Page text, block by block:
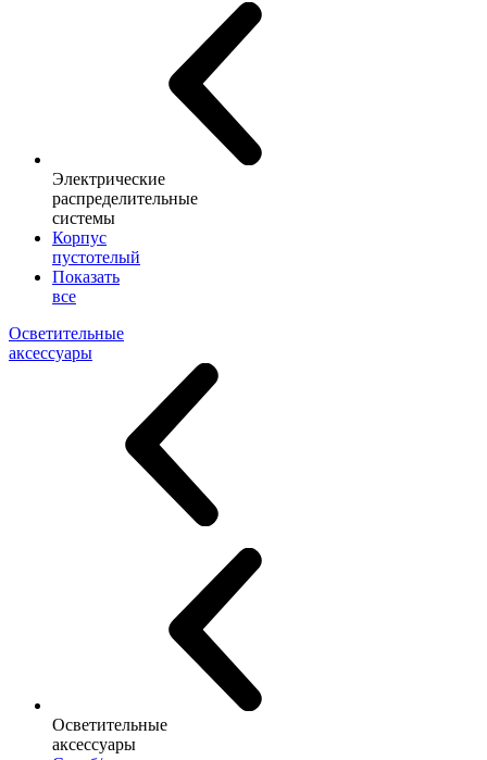
Электрические
распределительные
системы
Корпус
пустотелый
Показать
все
Осветительные
аксессуары
Осветительные
аксессуары